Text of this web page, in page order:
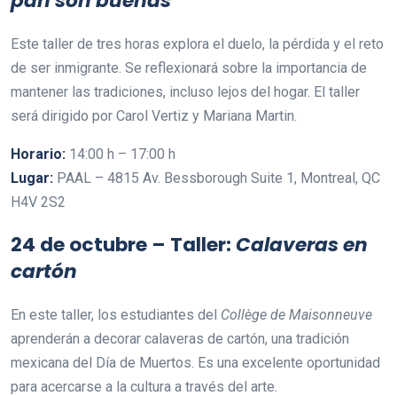
Este taller de tres horas explora el duelo, la pérdida y el reto
de ser inmigrante. Se reflexionará sobre la importancia de
mantener las tradiciones, incluso lejos del hogar. El taller
será dirigido por Carol Vertiz y Mariana Martin.
Horario: 14:00 h – 17:00 h
Lugar: PAAL – 4815 Av. Bessborough Suite 1, Montreal, QC
H4V 2S2
24 de octubre – Taller:Calaveras en
cartón
En este taller, los estudiantes del Collège de Maisonneuve
aprenderán a decorar calaveras de cartón, una tradición
mexicana del Día de Muertos. Es una excelente oportunidad
para acercarse a la cultura a través del arte.